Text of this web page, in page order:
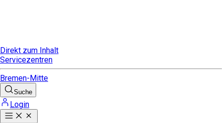
Direkt zum Inhalt
Servicezentren
Bremen-Mitte
Suche
Login